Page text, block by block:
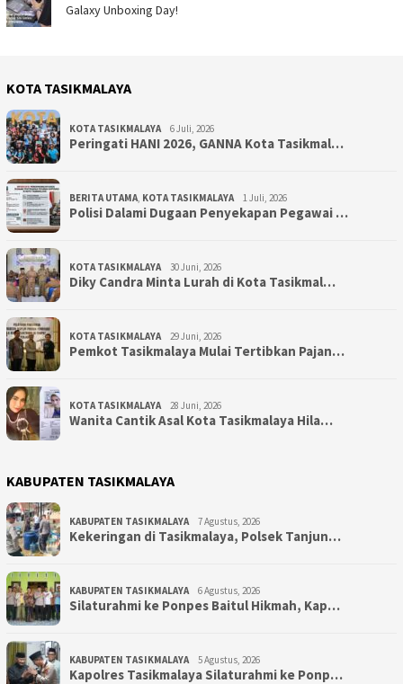
Galaxy Unboxing Day!
KOTA TASIKMALAYA
KOTA TASIKMALAYA 6 Juli, 2026
Peringati HANI 2026, GANNA Kota Tasikmal…
BERITA UTAMA KOTA TASIKMALAYA 1 Juli, 2026
Polisi Dalami Dugaan Penyekapan Pegawai …
KOTA TASIKMALAYA 30 Juni, 2026
Diky Candra Minta Lurah di Kota Tasikmal…
KOTA TASIKMALAYA 29 Juni, 2026
Pemkot Tasikmalaya Mulai Tertibkan Pajan…
KOTA TASIKMALAYA 28 Juni, 2026
Wanita Cantik Asal Kota Tasikmalaya Hila…
KABUPATEN TASIKMALAYA
KABUPATEN TASIKMALAYA 7 Agustus, 2026
Kekeringan di Tasikmalaya, Polsek Tanjun…
KABUPATEN TASIKMALAYA 6 Agustus, 2026
Silaturahmi ke Ponpes Baitul Hikmah, Kap…
KABUPATEN TASIKMALAYA 5 Agustus, 2026
Kapolres Tasikmalaya Silaturahmi ke Ponp…